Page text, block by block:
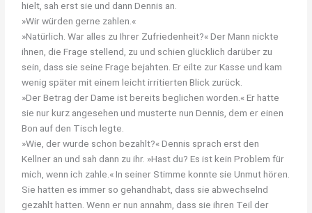
hielt, sah erst sie und dann Dennis an.
»Wir würden gerne zahlen.«
»Natürlich. War alles zu Ihrer Zufriedenheit?« Der Mann nickte
ihnen, die Frage stellend, zu und schien glücklich darüber zu
sein, dass sie seine Frage bejahten. Er eilte zur Kasse und kam
wenig später mit einem leicht irritierten Blick zurück.
»Der Betrag der Dame ist bereits beglichen worden.« Er hatte
sie nur kurz angesehen und musterte nun Dennis, dem er einen
Bon auf den Tisch legte.
»Wie, der wurde schon bezahlt?« Dennis sprach erst den
Kellner an und sah dann zu ihr. »Hast du? Es ist kein Problem für
mich, wenn ich zahle.« In seiner Stimme konnte sie Unmut hören.
Sie hatten es immer so gehandhabt, dass sie abwechselnd
gezahlt hatten. Wenn er nun annahm, dass sie ihren Teil der